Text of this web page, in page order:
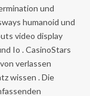
und
humanoid und
video display
Io . CasinoStars
verlassen
wissen . Die